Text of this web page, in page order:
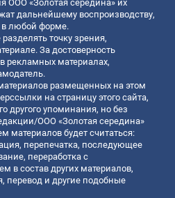
ООО «Золотая середина» их
дальнейшему воспроизводству,
в любой форме.
точку зрения,
За достоверность
рекламных материалах,
размещенных на этом
на страницу этого сайта,
другого упоминания, но без
ООО «Золотая середина»
материалов будет считаться:
перепечатка, последующее
переработка с
в состав других материалов,
перевод и другие подобные